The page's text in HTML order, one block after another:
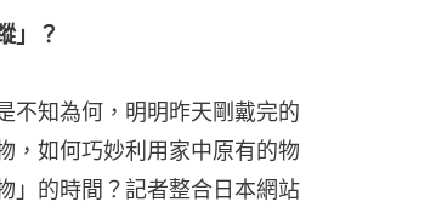
」？
不知為何，明明昨天剛戴完的
，如何巧妙利用家中原有的物
」的時間？記者整合日本網站